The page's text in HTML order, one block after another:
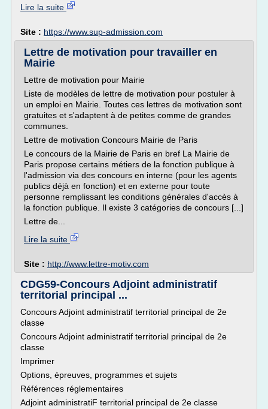
Lire la suite
Site : https://www.sup-admission.com
Lettre de motivation pour travailler en
Mairie
Lettre de motivation pour Mairie
Liste de modèles de lettre de motivation pour postuler à
un emploi en Mairie. Toutes ces lettres de motivation sont
gratuites et s'adaptent à de petites comme de grandes
communes.
Lettre de motivation Concours Mairie de Paris
Le concours de la Mairie de Paris en bref La Mairie de
Paris propose certains métiers de la fonction publique à
l'admission via des concours en interne (pour les agents
publics déjà en fonction) et en externe pour toute
personne remplissant les conditions générales d'accès à
la fonction publique. Il existe 3 catégories de concours [...]
Lettre de...
Lire la suite
Site : http://www.lettre-motiv.com
CDG59-Concours Adjoint administratif
territorial principal ...
Concours Adjoint administratif territorial principal de 2e
classe
Concours Adjoint administratif territorial principal de 2e
classe
Imprimer
Options, épreuves, programmes et sujets
Références réglementaires
Adjoint administratiF territorial principal de 2e classe